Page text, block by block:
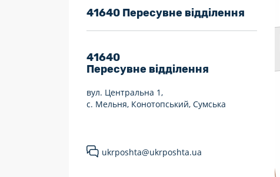
7 днів на тиждень
Працюють після 19:00
Працюють у вихідні
41640 Пересувне відділення
41640
Пересувне відділення
вул. Центральна 1,
с. Мельня, Конотопський, Сумська
ukrposhta@ukrposhta.ua